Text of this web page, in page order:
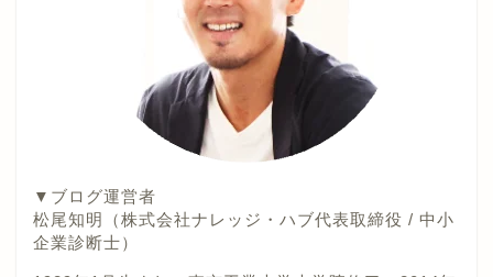
▼ブログ運営者
松尾知明（株式会社ナレッジ・ハブ代表取締役 / 中小
企業診断士）